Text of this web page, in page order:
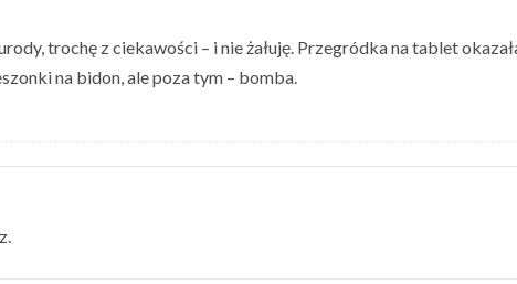
trochę z ciekawości – i nie żałuję. Przegródka na tablet
na bidon, ale poza tym – bomba.